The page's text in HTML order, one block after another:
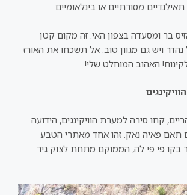
מסורתיים או בינלאומיים.
בר ומסעדה בצפון האי. זה מקום קטן
ויש גם מגוון טוב. אל תשכחו את האורז
האהוב המוחלט שלי!
קחו סירה למערת הוויקינגים, הידועה
תאם פאיה נאק. זהו אחד מאתרי הטבע
בקו פי פי לה, הממוקם מתחת לצוק גיר